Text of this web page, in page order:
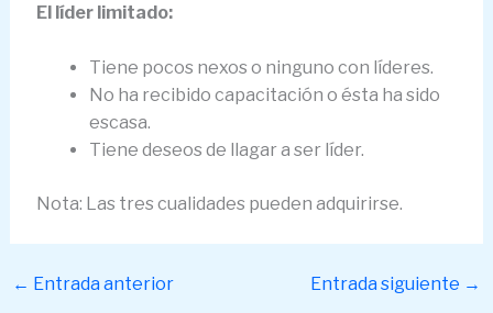
El líder limitado:
Tiene pocos nexos o ninguno con líderes.
No ha recibido capacitación o ésta ha sido
escasa.
Tiene deseos de llagar a ser líder.
Nota: Las tres cualidades pueden adquirirse.
← Entrada anterior Entrada siguiente →